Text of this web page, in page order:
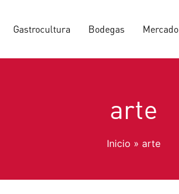
Gastrocultura Bodegas Mercado
arte
Inicio arte